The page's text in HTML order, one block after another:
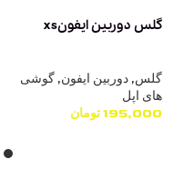
گلس دوربین ایفونxs
گلس, دوربین ایفون, گوشی
های اپل
195,000تومان